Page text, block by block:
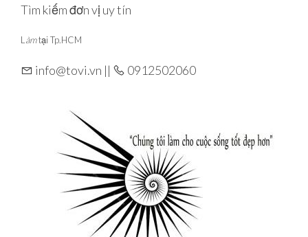
Skip
content
Tìm kiếm đơn vị uy tín
L àmtại Tp.HCM
info@tovi.vn || 0912502060